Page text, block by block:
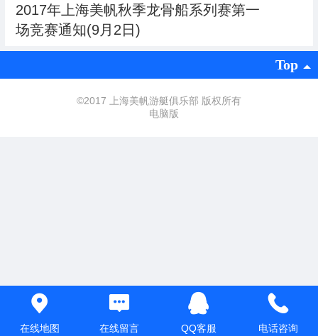
2017年上海美帆秋季龙骨船系列赛第一
场竞赛通知(9月2日)
Top
©2017 上海美帆游艇俱乐部 版权所有
电脑版
在线地图 在线留言 QQ客服 电话咨询